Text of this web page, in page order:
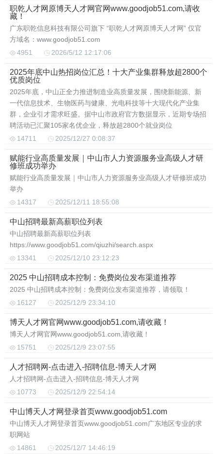
职乾人才网原博天人才网官网www.goodjob51.com,请收
藏！
广东职乾信息科技有限公司旗下 “职乾人才网原博天人才网” 仅官
方域名：www.goodjob51.com
4951
2026/5/12 12:17:06
2025年底中山热招岗位汇总！十大产业集群释放超2800个
优质岗位
2025年底，中山正全力推进制造业高质量发展，围绕新能源、新
一代信息技术、生物医药与健康、光电科技等十大现代化产业集
群，企业引才需求旺盛。据中山市政府官方数据显示，近期专场招
聘活动已汇聚105家名优企业，释放超2800个就业岗位
14711
2025/12/27 0:08:37
赋能行业高质量发展｜中山市人力资源服务业高级人才研
修班成功举办
赋能行业高质量发展｜中山市人力资源服务业高级人才研修班成功
举办
14317
2025/12/11 18:55:08
中山招聘最新高薪职位列表
中山招聘最新高薪职位列表
https://www.goodjob51.com/qiuzhi/search.aspx
13341
2025/12/10 23:12:23
2025 中山招聘成本控制：免费岗位发布渠道推荐
2025 中山招聘成本控制：免费岗位发布渠道推荐，请领取！
16127
2025/12/9 23:34:10
博天人才网官网www.goodjob51.com,请收藏！
博天人才网官网www.goodjob51.com,请收藏！
15751
2025/12/9 23:07:55
人才招聘网-点击进入-招聘信息-博天人才网
人才招聘网-点击进入-招聘信息-博天人才网
10773
2025/12/9 22:54:14
中山博天人才网登录首页www.goodjob51.com
中山博天人才网登录首页www.goodjob51.com广东地区专业的求
职网站
14861
2025/12/7 14:46:19